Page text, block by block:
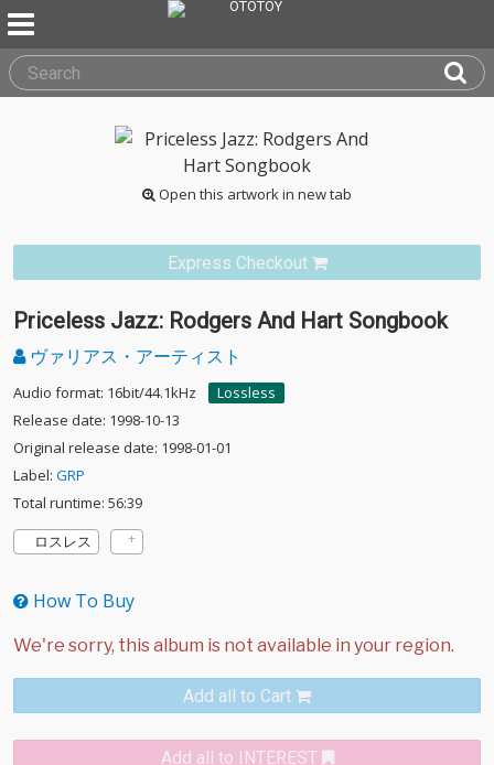
Open this artwork in new tab
Express Checkout
Priceless Jazz: Rodgers And Hart Songbook
ヴァリアス・アーティスト
Audio format: 16bit/44.1kHz
Lossless
Release date: 1998-10-13
Original release date: 1998-01-01
Label: GRP
Total runtime: 56:39
ロスレス
How To Buy
Add all to Cart
Add all to INTEREST